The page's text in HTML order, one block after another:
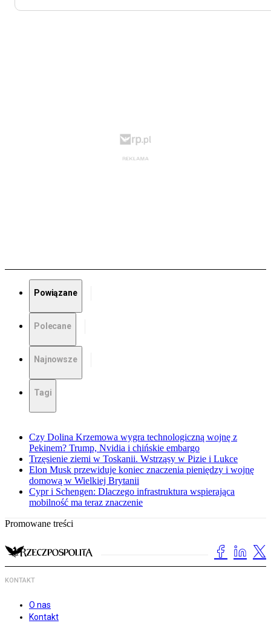
Powiązane
Polecane
Najnowsze
Tagi
Czy Dolina Krzemowa wygra technologiczną wojnę z
Pekinem? Trump, Nvidia i chińskie embargo
Trzęsienie ziemi w Toskanii. Wstrząsy w Pizie i Lukce
Elon Musk przewiduje koniec znaczenia pieniędzy i wojnę
domową w Wielkiej Brytanii
Cypr i Schengen: Dlaczego infrastruktura wspierająca
mobilność ma teraz znaczenie
Promowane treści
KONTAKT
O nas
Kontakt